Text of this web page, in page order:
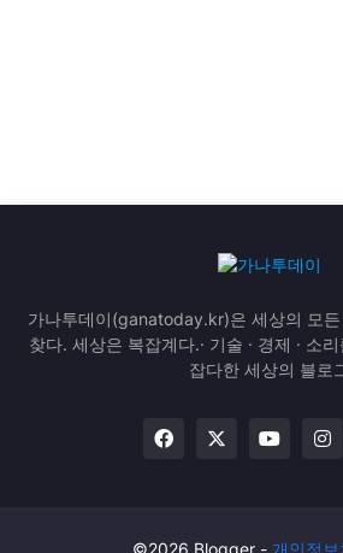
가나투데이(ganatoday.kr)은 세상의 모
찾다. 세상은 복잡계다.· 기술 · 경제 · 소
잡다한 세상의 블로